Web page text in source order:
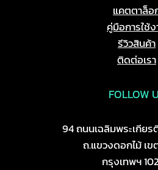
แคตตาล็อ
คู่มือการใช้
รีวิวสินค้า
ติดต่อเรา
FOLLOW
94 ถนนเฉลิมพระเกีย
ถ.แขวงดอกไม้ เข
กรุงเทพฯ